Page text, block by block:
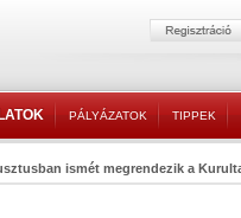
PÁLYÁZATOK TIPPEK
ismét megrendezik a